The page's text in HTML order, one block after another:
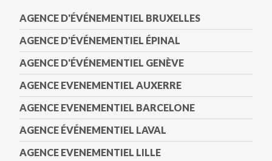
AGENCE D'ÉVÉNEMENTIEL BRUXELLES
AGENCE D'ÉVÉNEMENTIEL ÉPINAL
AGENCE D'ÉVÉNEMENTIEL GENÈVE
AGENCE EVENEMENTIEL AUXERRE
AGENCE EVENEMENTIEL BARCELONE
AGENCE ÉVÉNEMENTIEL LAVAL
AGENCE EVENEMENTIEL LILLE